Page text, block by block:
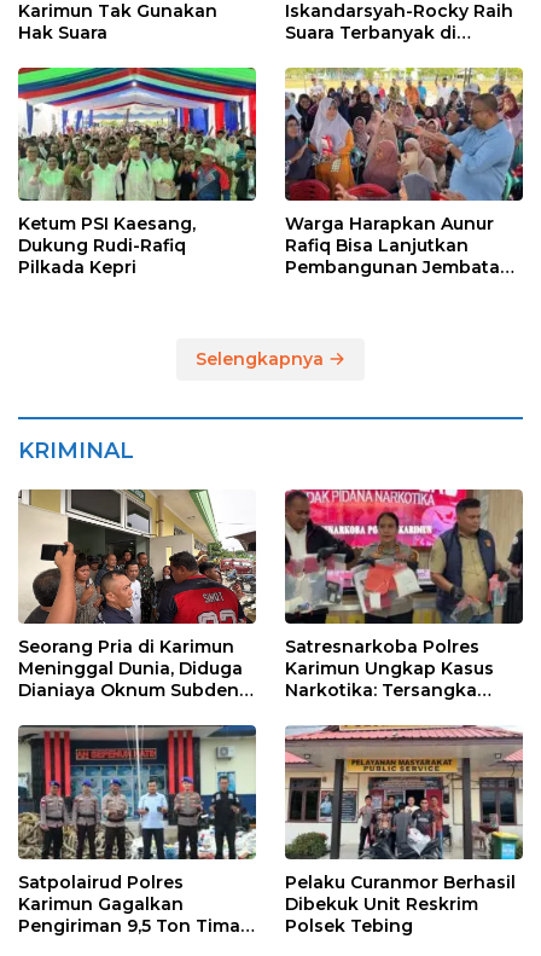
Karimun Tak Gunakan
Hak Suara
Iskandarsyah-Rocky Raih
Suara Terbanyak di
Ketum PSI Kaesang,
Dukung Rudi-Rafiq
Pilkada Kepri
Warga Harapkan Aunur
Rafiq Bisa Lanjutkan
Pembangunan Jembatan
Selengkapnya
KRIMINAL
Seorang Pria di Karimun
Meninggal Dunia, Diduga
Dianiaya Oknum Subden
Satresnarkoba Polres
Karimun Ungkap Kasus
Narkotika: Tersangka
Internasional
Satpolairud Polres
Karimun Gagalkan
Pengiriman 9,5 Ton Timah
Pelaku Curanmor Berhasil
Dibekuk Unit Reskrim
Polsek Tebing